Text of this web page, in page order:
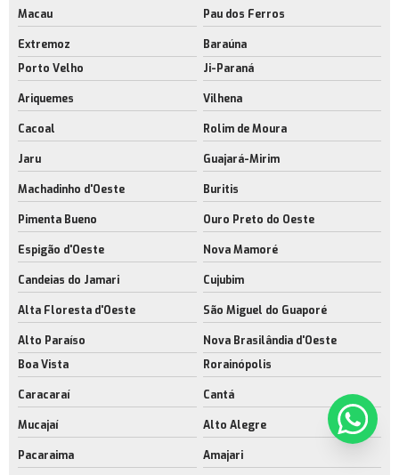
Macau Pau dos Ferros
Extremoz
Baraúna
Porto Velho
Ji-Paraná
Ariquemes Vilhena
Cacoal Rolim de Moura
Jaru Guajará-Mirim
Machadinho d'Oeste Buritis
Pimenta Bueno Ouro Preto do Oeste
Espigão d'Oeste Nova Mamoré
Candeias do Jamari Cujubim
Alta Floresta d'Oeste São Miguel do Guaporé
Alto Paraíso
Nova Brasilândia d'Oeste
Boa Vista
Rorainópolis
Caracaraí Cantá
Mucajaí Alto Alegre
Pacaraima Amajari